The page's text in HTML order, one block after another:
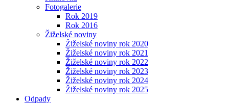
Fotogalerie
Rok 2019
Rok 2016
Žiželské noviny
Žiželské noviny rok 2020
Žiželské noviny rok 2021
Žiželské noviny rok 2022
Žiželské noviny rok 2023
Žiželské noviny rok 2024
Žiželské noviny rok 2025
Odpady